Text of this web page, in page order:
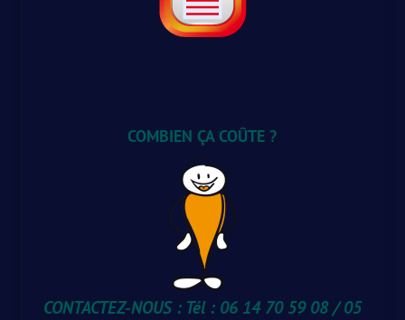
COMBIEN ÇA COÛTE ?
CONTACTEZ-NOUS : Tél : 06 14 70 59 08 / 05